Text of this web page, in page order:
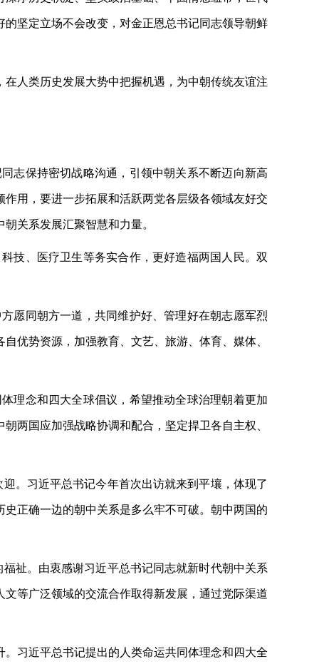
坚定立场不会改变，对金正恩总书记同志领导朝鲜
人类历史发展大势中把握机遇，为中朝传统友谊注
志保持密切战略沟通，引领中朝关系不断迈向新高
用，要进一步拓展和活跃两党各层级各领域友好交
关系发展汇聚智慧和力量。
技、医疗卫生等务实合作，更好造福两国人民。双
愿同朝方一道，共同维护好、管理好在朝志愿军烈
优势资源，加强教育、文艺、旅游、体育、媒体、
理念和四大全球倡议，希望推动全球治理朝着更加
两国应加强战略协调和配合，坚定捍卫各自主权、
。习近平总书记今年首次出访就来到平壤，体现了
正确一边的朝中关系是多么牢不可破。朝中两国的
祉。由衷感谢习近平总书记同志就新时代朝中关系
等广泛领域的交流合作取得新发展，通过党际渠道
习近平总书记提出的人类命运共同体理念和四大全